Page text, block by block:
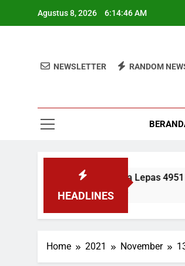
Agustus 8, 2026 6:14:47 AM
NEWSLETTER RANDOM
HEADLINES
UIN Jakarta Lepas 4951
2 Minggu Ago
Home 2021 November